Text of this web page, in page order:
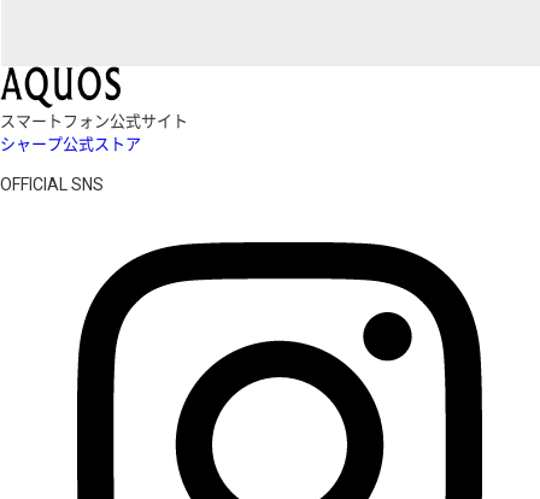
スマートフォン公式サイト
シャープ公式ストア
OFFICIAL SNS